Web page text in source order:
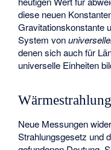
diese neuen
Gravitationskonstante
System von
denen sich auch für
universelle Einheiten
Neue Messungen
Strahlungsgesetz und